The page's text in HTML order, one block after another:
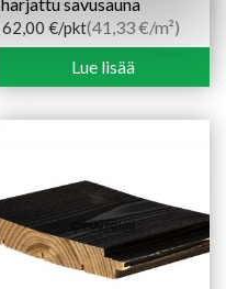
62,00 €/pkt(41,33 €/m²)
Lue lisää